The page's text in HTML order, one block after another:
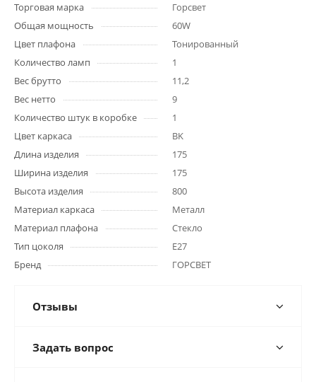
Торговая марка
Горсвет
Общая мощность
60W
Цвет плафона
Тонированный
Количество ламп
1
Вес брутто
11,2
Вес нетто
9
Количество штук в коробке
1
Цвет каркаса
BK
Длина изделия
175
Ширина изделия
175
Высота изделия
800
Материал каркаса
Металл
Материал плафона
Стекло
Тип цоколя
E27
Бренд
ГОРСВЕТ
Отзывы
Задать вопрос